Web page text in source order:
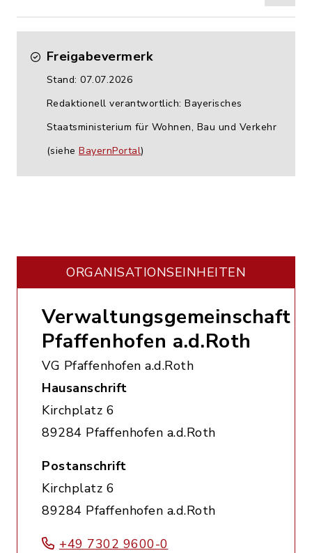
Freigabevermerk
Stand: 07.07.2026
Redaktionell verantwortlich: Bayerisches
Staatsministerium für Wohnen, Bau und Verkehr
(siehe BayernPortal)
ORGANISATIONS­EINHEITEN
Verwaltungsgemeinschaft
Pfaffenhofen a.d.Roth
VG Pfaffenhofen a.d.Roth
Hausanschrift
Kirchplatz 6
89284 Pfaffenhofen a.d.Roth
Postanschrift
Kirchplatz 6
89284 Pfaffenhofen a.d.Roth
+49 7302 9600-0